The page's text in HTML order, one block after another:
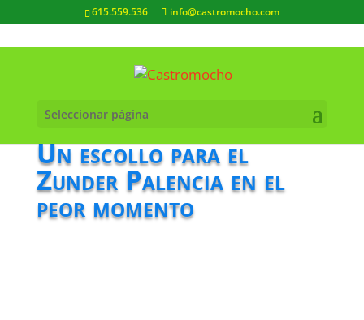
615.559.536 info@castromocho.com
Seleccionar página
Un escollo para el
Zunder Palencia en el
peor momento